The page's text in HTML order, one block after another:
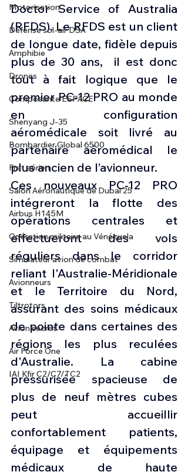
Motorisation
Défense sol-air DSA
Amphibie
Drones
Composante ESPACE
Shenyang J-35
Bombardier Global 6500
Fret aérien
Salon Aéronautique de Dubaï 25
Airbus H145M
Opération militaire au Vénézuela
Simulateur avion de combat
Avionneurs
Tiltrotors
Avion secret
Air Force One
IAI Kfir C2/C7/TC2
Doctor Service of Australia
(RFDS). Le RFDS est un client
de longue date, fidèle depuis
plus de 30 ans,  il est donc
tout à fait logique que le
premier PC-12 PRO au monde
en configuration
aéromédicale soit livré au
partenaire aéromédical le
plus ancien de l’avionneur.
Ces nouveaux PC-12 PRO
intégreront la flotte des
opérations centrales et
effectueront des vols
réguliers dans le corridor
reliant l'Australie-Méridionale
et le Territoire du Nord,
assurant des soins médicaux
de pointe dans certaines des
régions les plus reculées
d'Australie. La cabine
pressurisée spacieuse de
plus de neuf mètres cubes
peut accueillir
confortablement patients,
équipage et équipements
médicaux de haute